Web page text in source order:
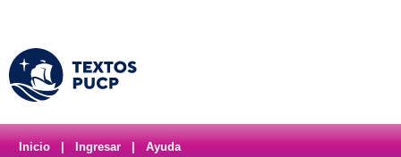
Inicio Ingresar Ayuda